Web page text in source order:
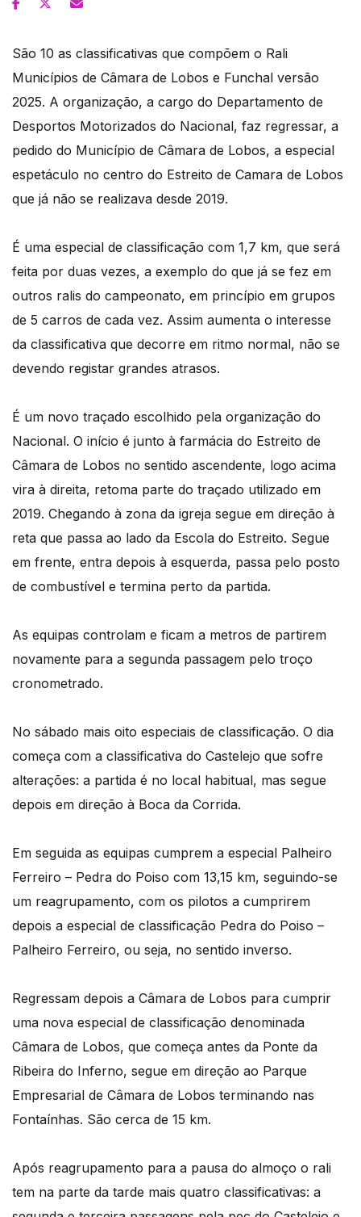
São 10 as classificativas que compõem o Rali
Municípios de Câmara de Lobos e Funchal versão
2025. A organização, a cargo do Departamento de
Desportos Motorizados do Nacional, faz regressar, a
pedido do Município de Câmara de Lobos, a especial
espetáculo no centro do Estreito de Camara de Lobos
que já não se realizava desde 2019.
É uma especial de classificação com 1,7 km, que será
feita por duas vezes, a exemplo do que já se fez em
outros ralis do campeonato, em princípio em grupos
de 5 carros de cada vez. Assim aumenta o interesse
da classificativa que decorre em ritmo normal, não se
devendo registar grandes atrasos.
É um novo traçado escolhido pela organização do
Nacional. O início é junto à farmácia do Estreito de
Câmara de Lobos no sentido ascendente, logo acima
vira à direita, retoma parte do traçado utilizado em
2019. Chegando à zona da igreja segue em direção à
reta que passa ao lado da Escola do Estreito. Segue
em frente, entra depois à esquerda, passa pelo posto
de combustível e termina perto da partida.
As equipas controlam e ficam a metros de partirem
novamente para a segunda passagem pelo troço
cronometrado.
No sábado mais oito especiais de classificação. O dia
começa com a classificativa do Castelejo que sofre
alterações: a partida é no local habitual, mas segue
depois em direção à Boca da Corrida.
Em seguida as equipas cumprem a especial Palheiro
Ferreiro – Pedra do Poiso com 13,15 km, seguindo-se
um reagrupamento, com os pilotos a cumprirem
depois a especial de classificação Pedra do Poiso –
Palheiro Ferreiro, ou seja, no sentido inverso.
Regressam depois a Câmara de Lobos para cumprir
uma nova especial de classificação denominada
Câmara de Lobos, que começa antes da Ponte da
Ribeira do Inferno, segue em direção ao Parque
Empresarial de Câmara de Lobos terminando nas
Fontaínhas. São cerca de 15 km.
Após reagrupamento para a pausa do almoço o rali
tem na parte da tarde mais quatro classificativas: a